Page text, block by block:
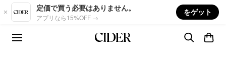
Skip to main content
定価で買う必要はありません。
アプリなら15%OFF →
をゲット